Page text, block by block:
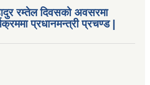
रम्तेल दिवसको अवसरमा
प्रधानमन्त्री प्रचण्ड |